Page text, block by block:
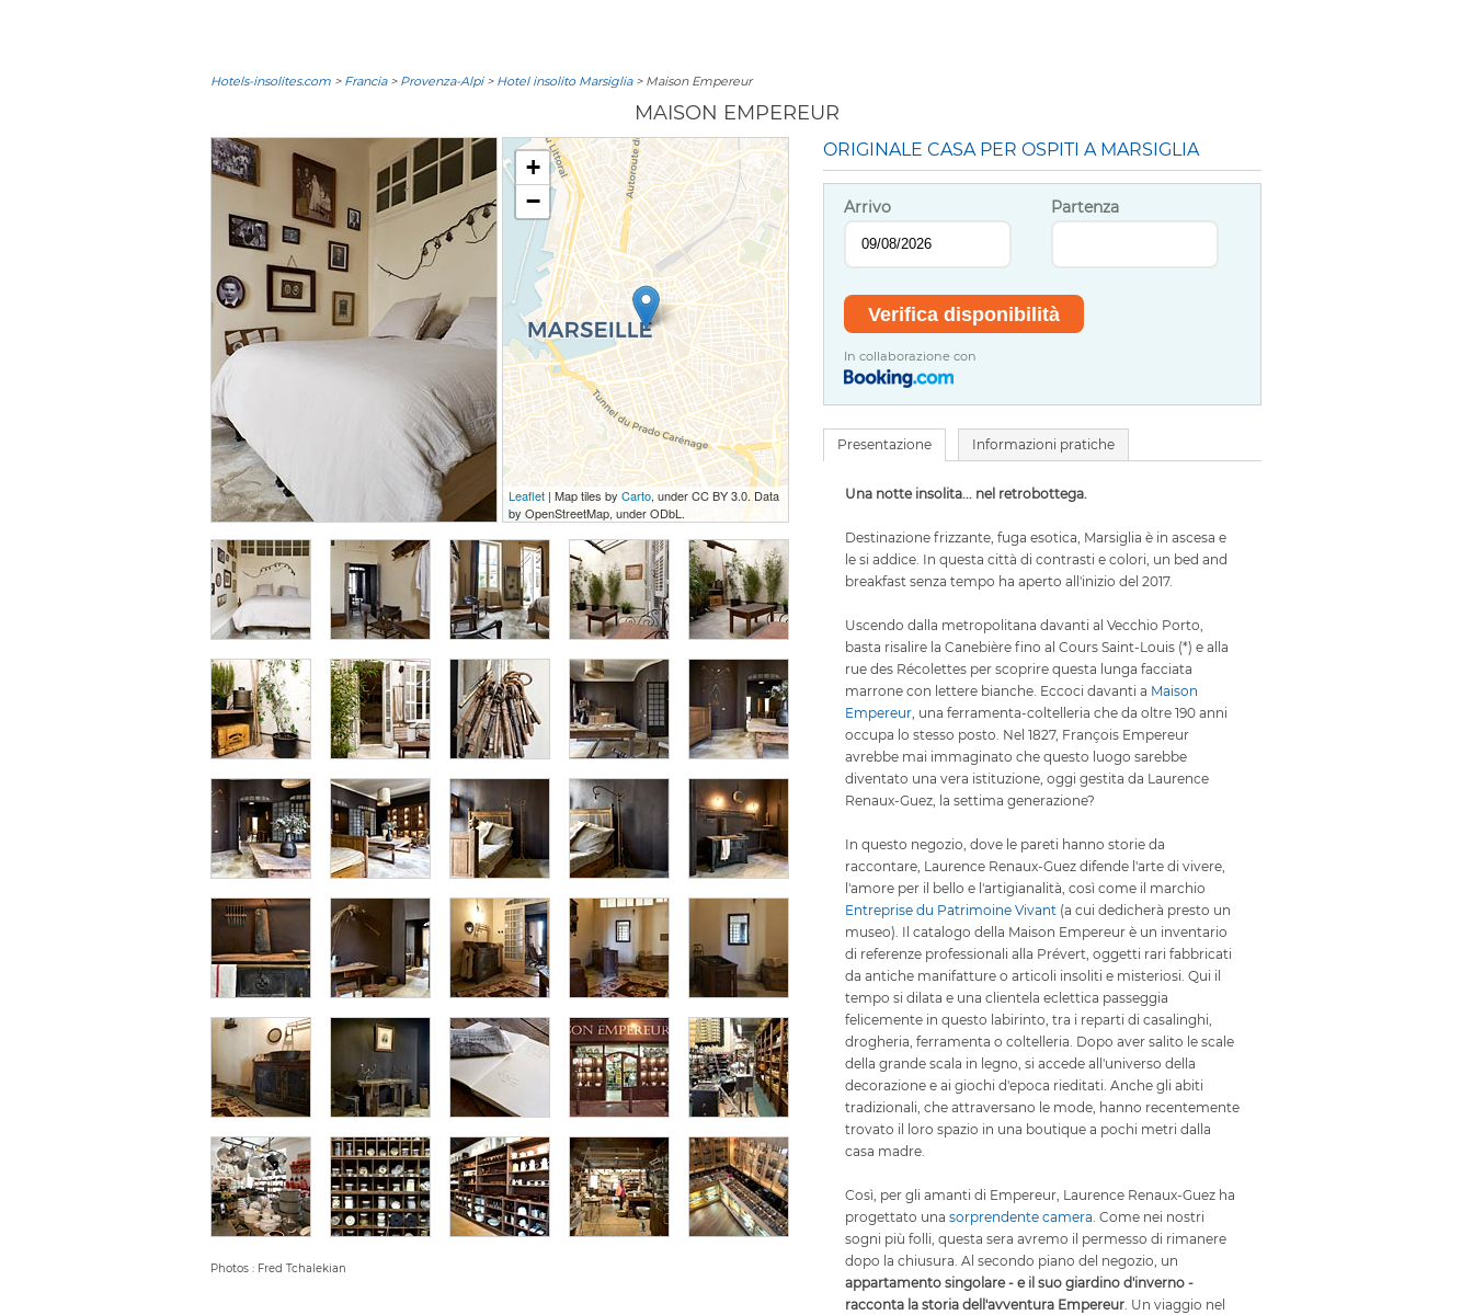
Hotels-insolites.com > Francia> Provenza-Alpi> Hotel insolito Marsiglia> Maison Empereur
MAISON EMPEREUR
+
−
Leaflet | Map tiles by Carto, under CC BY 3.0. Data
by OpenStreetMap, under ODbL.
Photos : Fred Tchalekian
ORIGINALE CASA PER OSPITI A MARSIGLIA
Arrivo Partenza
In collaborazione con
Presentazione Informazioni pratiche
Una notte insolita... nel retrobottega.
Destinazione frizzante, fuga esotica, Marsiglia è in ascesa e
le si addice. In questa città di contrasti e colori, un bed and
breakfast senza tempo ha aperto all'inizio del 2017.
Uscendo dalla metropolitana davanti al Vecchio Porto,
basta risalire la Canebière fino al Cours Saint-Louis (*) e alla
rue des Récolettes per scoprire questa lunga facciata
marrone con lettere bianche. Eccoci davanti a Maison
Empereur, una ferramenta-coltelleria che da oltre 190 anni
occupa lo stesso posto. Nel 1827, François Empereur
avrebbe mai immaginato che questo luogo sarebbe
diventato una vera istituzione, oggi gestita da Laurence
Renaux-Guez, la settima generazione?
In questo negozio, dove le pareti hanno storie da
raccontare, Laurence Renaux-Guez difende l'arte di vivere,
l'amore per il bello e l'artigianalità, così come il marchio
Entreprise du Patrimoine Vivant (a cui dedicherà presto un
museo). Il catalogo della Maison Empereur è un inventario
di referenze professionali alla Prévert, oggetti rari fabbricati
da antiche manifatture o articoli insoliti e misteriosi. Qui il
tempo si dilata e una clientela eclettica passeggia
felicemente in questo labirinto, tra i reparti di casalinghi,
drogheria, ferramenta o coltelleria. Dopo aver salito le scale
della grande scala in legno, si accede all'universo della
decorazione e ai giochi d'epoca rieditati. Anche gli abiti
tradizionali, che attraversano le mode, hanno recentemente
trovato il loro spazio in una boutique a pochi metri dalla
casa madre.
Così, per gli amanti di Empereur, Laurence Renaux-Guez ha
progettato una sorprendente camera. Come nei nostri
sogni più folli, questa sera avremo il permesso di rimanere
dopo la chiusura. Al secondo piano del negozio, un
appartamento singolare - e il suo giardino d'inverno -
racconta la storia dell'avventura Empereur. Un viaggio nel